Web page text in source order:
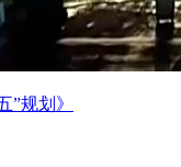
”规划》